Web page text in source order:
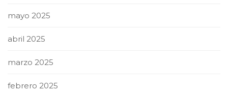
mayo 2025
abril 2025
marzo 2025
febrero 2025